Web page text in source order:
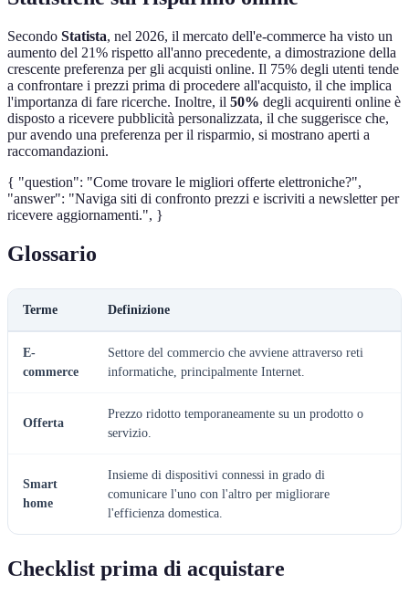
Secondo Statista, nel 2026, il mercato dell'e-commerce ha visto un
aumento del 21% rispetto all'anno precedente, a dimostrazione della
crescente preferenza per gli acquisti online. Il 75% degli utenti tende
a confrontare i prezzi prima di procedere all'acquisto, il che implica
l'importanza di fare ricerche. Inoltre, il 50% degli acquirenti online è
disposto a ricevere pubblicità personalizzata, il che suggerisce che,
pur avendo una preferenza per il risparmio, si mostrano aperti a
raccomandazioni.
{ "question": "Come trovare le migliori offerte elettroniche?",
"answer": "Naviga siti di confronto prezzi e iscriviti a newsletter per
ricevere aggiornamenti.", }
Glossario
Terme Definizione
E-
commerce
Settore del commercio che avviene attraverso reti
informatiche, principalmente Internet.
Offerta
Prezzo ridotto temporaneamente su un prodotto o
servizio.
Smart
home
Insieme di dispositivi connessi in grado di
comunicare l'uno con l'altro per migliorare
l'efficienza domestica.
Checklist prima di acquistare